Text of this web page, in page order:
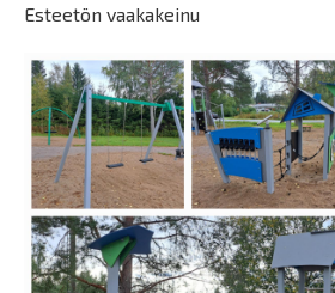
Esteetön vaakakeinu